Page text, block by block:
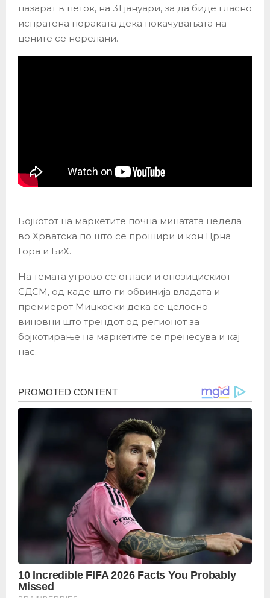
пазарат в петок, на 31 јануари, за да биде гласно
испратена пораката дека покачувањата на
цените се нерелани.
Бојкотот на маркетите почна минатата недела
во Хрватска по што се прошири и кон Црна
Гора и БиХ.
На темата утрово се огласи и опозицискиот
СДСМ, од каде што ги обвинија владата и
премиерот Мицкоски дека се целосно
виновни што трендот од регионот за
бојкотирање на маркетите се пренесува и кај
нас.